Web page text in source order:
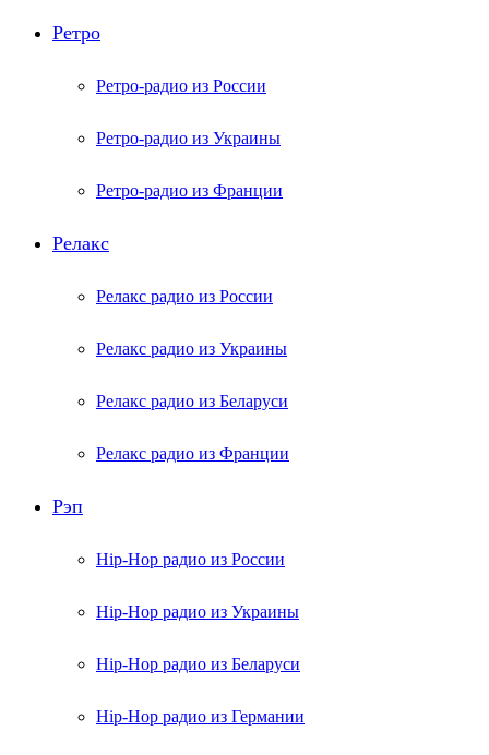
Ретро
Ретро-радио из России
Ретро-радио из Украины
Ретро-радио из Франции
Релакс
Релакс радио из России
Релакс радио из Украины
Релакс радио из Беларуси
Релакс радио из Франции
Рэп
Hip-Hop радио из России
Hip-Hop радио из Украины
Hip-Hop радио из Беларуси
Hip-Hop радио из Германии